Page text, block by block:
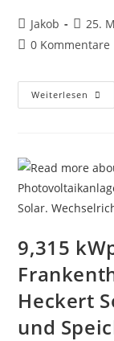
Beitrags-
Autor:
Jakob
Beitrag
25.
Beitrags-
0 Kommentare
Weiterlesen
2025
Von
In
9,315
Heckert
und